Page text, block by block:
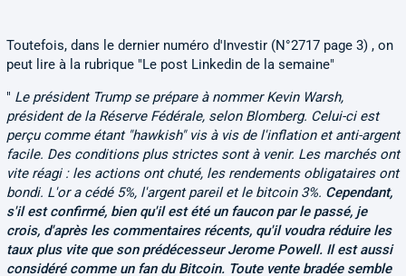
Toutefois, dans le dernier numéro d'Investir (N°2717 page 3) , on
peut lire à la rubrique "Le post Linkedin de la semaine"
" Le président Trump se prépare à nommer Kevin Warsh,
président de la Réserve Fédérale, selon Blomberg. Celui-ci est
perçu comme étant "hawkish" vis à vis de l'inflation et anti-argent
facile. Des conditions plus strictes sont à venir. Les marchés ont
vite réagi : les actions ont chuté, les rendements obligataires ont
bondi. L'or a cédé 5%, l'argent pareil et le bitcoin 3%. Cependant,
s'il est confirmé, bien qu'il est été un faucon par le passé, je
crois, d'après les commentaires récents, qu'il voudra réduire les
taux plus vite que son prédécesseur Jerome Powell. Il est aussi
considéré comme un fan du Bitcoin. Toute vente bradée semble